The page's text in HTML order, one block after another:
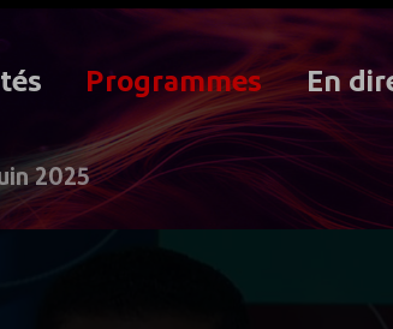
En
Programmes
2025